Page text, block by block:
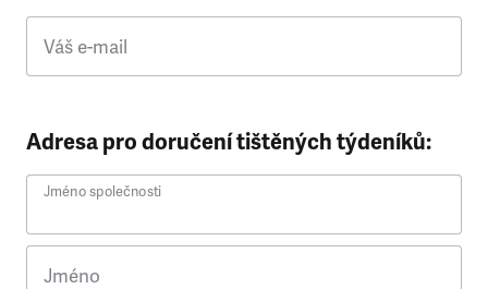
Váš e-mail
Adresa pro doručení tištěných týdeníků:
Jméno společnosti
Jméno